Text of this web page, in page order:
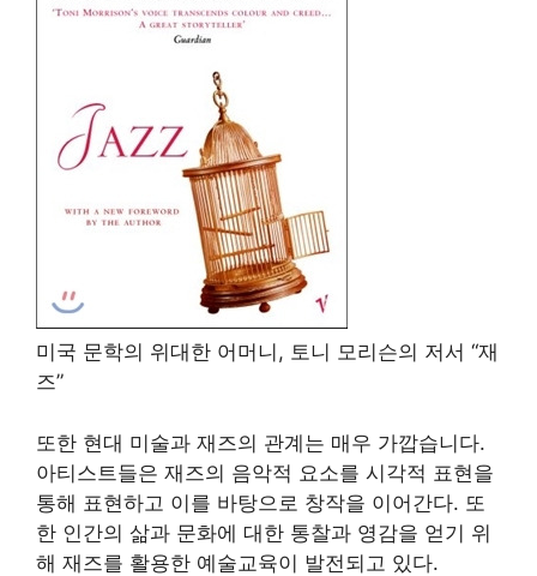
미국 문학의 위대한 어머니, 토니 모리슨의 저서 “재
즈”
또한 현대 미술과 재즈의 관계는 매우 가깝습니다.
아티스트들은 재즈의 음악적 요소를 시각적 표현을
통해 표현하고 이를 바탕으로 창작을 이어간다. 또
한 인간의 삶과 문화에 대한 통찰과 영감을 얻기 위
해 재즈를 활용한 예술교육이 발전되고 있다.